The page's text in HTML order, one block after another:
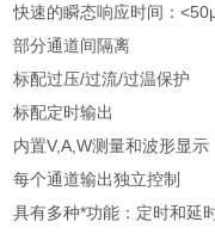
快速的瞬态响应时间：
部分通道间隔离
标配过压/过流/过温保护
标配定时输出
内置V,A,W测量和波形显示
每个通道输出独立控制
具有多种*功能：定时和延